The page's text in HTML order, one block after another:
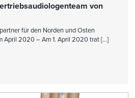
von
für den Norden und Osten
April 2020 – Am 1. April 2020 trat […]